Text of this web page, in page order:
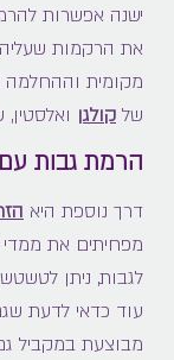
ישנה אפשרות
את הרקמות
מקומית וההחלמה
של קולגן
הרמת גבות
דרך נוספת היא
מפחיתים את
לגבות, ניתן
עוד כדאי לדעת
מבוצעת במקביל